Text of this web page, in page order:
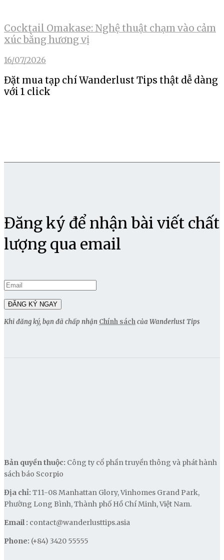
Cocktail Omakase: Nghệ thuật chạm vào cảm
xúc bằng hương vị
16/07/2026
Đặt mua tạp chí Wanderlust Tips thật dễ dàng
với 1 click
Đăng ký để nhận bài viết chất
lượng qua email
Khi đăng ký, bạn đã chấp nhận Chính sáchcủa Wanderlust Tips
Bản quyền thuộc: Công ty cổ phần truyền thông và phát hành
sách báo Scorpio
Địa chỉ: T11-08 Manhattan Glory, Vinhomes Grand Park,
Phường Long Bình, Thành phố Hồ Chí Minh, Việt Nam.
Email : contact@wanderlusttips.asia
Phone: (+84) 3420 55555